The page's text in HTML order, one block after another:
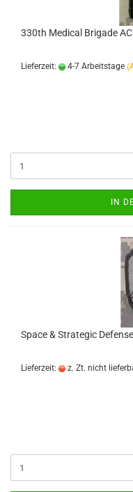
330th Medical Brigade
Lieferzeit: 4-7 Arbeitstage
IN
Space & Strategic
Lieferzeit: z. Zt. nicht